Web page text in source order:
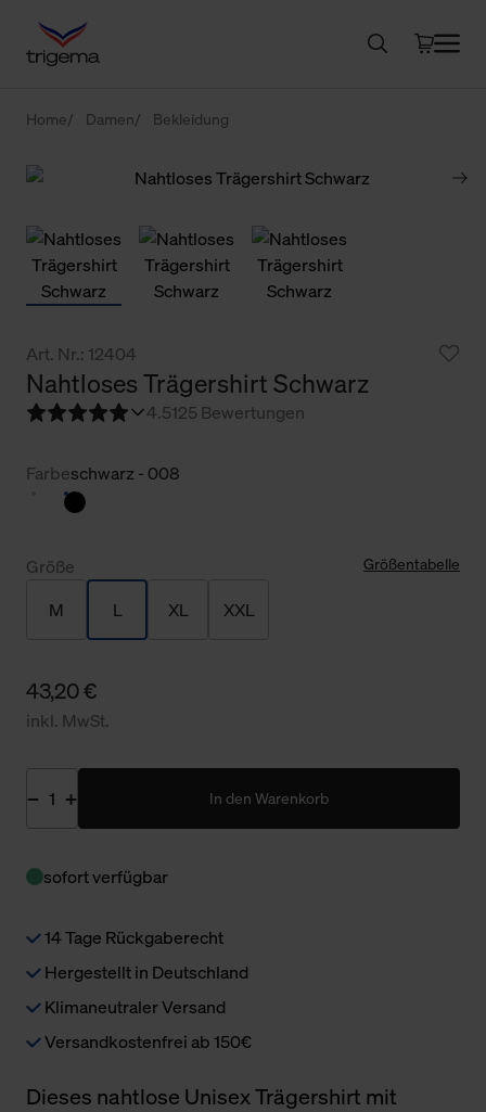
Home Damen Bekleidung
Art. Nr.: 12404
Nahtloses Trägershirt Schwarz
4.5125 Bewertungen
Farbeschwarz - 008
Größe Größentabelle
M L XL XXL
43,20 €
inkl. MwSt.
In den Warenkorb
sofort verfügbar
14 Tage Rückgaberecht
Hergestellt in Deutschland
Klimaneutraler Versand
Versandkostenfrei ab 150€
Dieses nahtlose Unisex Trägershirt mit